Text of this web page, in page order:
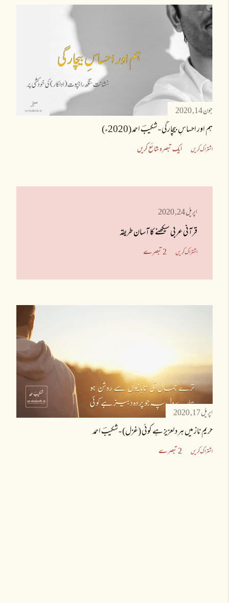
جون 14, 2020
ہم اور احساسِ بیچارگی - شکیبؔ احمد (2020ء)
اشتراک کریں ایک تبصرہ شائع کریں
اپریل 24, 2020
قرآنی عربی سیکھنے کا آسان طریقہ
اشتراک کریں 2 تبصرے
اپریل 17, 2020
حریمِ ناز میں ہر دلعزیز ہے کوئی (غزل) - شکیبؔ احمد
اشتراک کریں 2 تبصرے